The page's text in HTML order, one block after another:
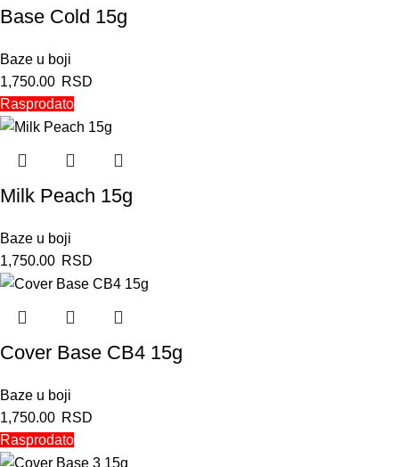
Base Cold 15g
Baze u boji
1,750.00 RSD
Rasprodato
Milk Peach 15g
Baze u boji
1,750.00 RSD
Cover Base CB4 15g
Baze u boji
1,750.00 RSD
Rasprodato